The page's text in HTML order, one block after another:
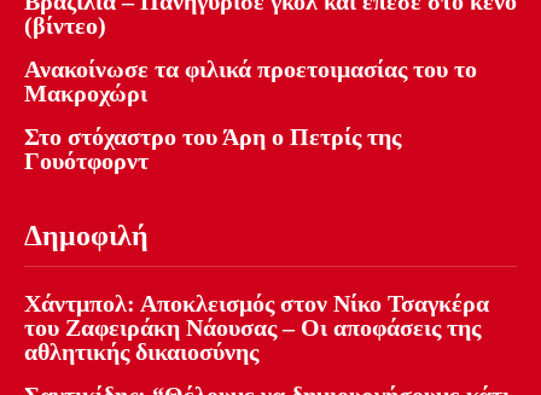
(βίντεο)
Ανακοίνωσε τα φιλικά προετοιμασίας του το
Μακροχώρι
Στο στόχαστρο του Άρη ο Πετρίς της
Γουότφορντ
Δημοφιλή
Χάντμπολ: Αποκλεισμός στον Νίκο Τσαγκέρα
του Ζαφειράκη Νάουσας – Οι αποφάσεις της
αθλητικής δικαιοσύνης